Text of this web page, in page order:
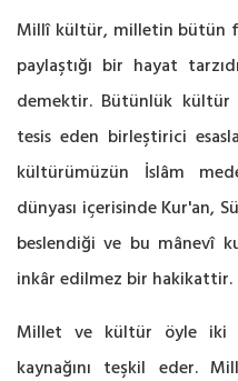
Millî kültür, milletin bütün
paylaştığı bir hayat
demektir. Bütünlük
tesis eden birleştirici
kültürümüzün İslâm
dünyası içerisinde Kur'an,
beslendiği ve bu mânevî
inkâr edilmez bir hakikattir.
Millet ve kültür öyle iki
kaynağını teşkil eder.